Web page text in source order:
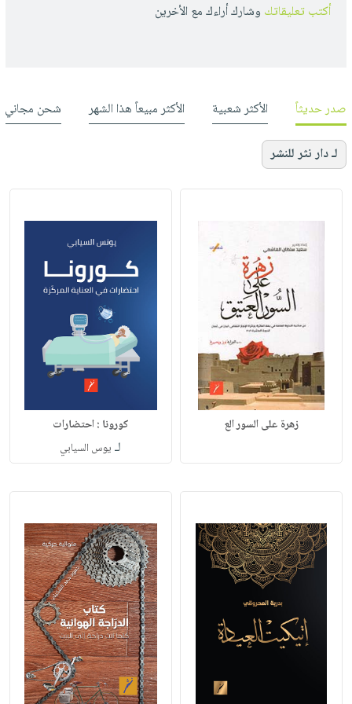
أكتب تعليقاتك وشارك أراءك مع الأخرين
صدر حديثاً الأكثر شعبية الأكثر مبيعاً هذا الشهر شحن مجاني
لـ دار نثر للنشر
زهرة على السور الع كورونا : احتضارات
لـ يوس السيابي